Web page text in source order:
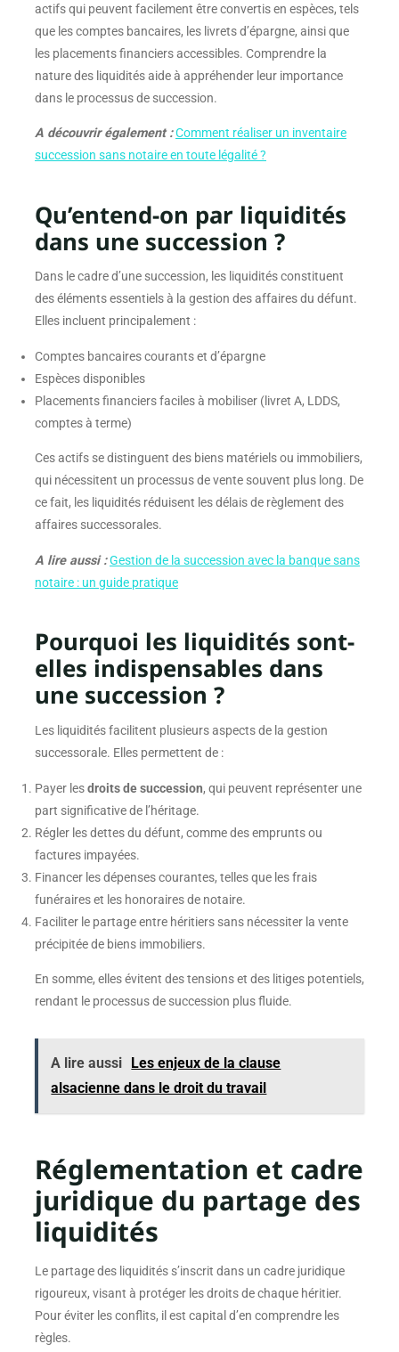
actifs qui peuvent facilement être convertis en espèces, tels
que les comptes bancaires, les livrets d’épargne, ainsi que
les placements financiers accessibles. Comprendre la
nature des liquidités aide à appréhender leur importance
dans le processus de succession.
A découvrir également :Comment réaliser un inventaire
succession sans notaire en toute légalité ?
Qu’entend-on par liquidités
dans une succession ?
Dans le cadre d’une succession, les liquidités constituent
des éléments essentiels à la gestion des affaires du défunt.
Elles incluent principalement :
Comptes bancaires courants et d’épargne
Espèces disponibles
Placements financiers faciles à mobiliser (livret A, LDDS,
comptes à terme)
Ces actifs se distinguent des biens matériels ou immobiliers,
qui nécessitent un processus de vente souvent plus long. De
ce fait, les liquidités réduisent les délais de règlement des
affaires successorales.
A lire aussi :Gestion de la succession avec la banque sans
notaire : un guide pratique
Pourquoi les liquidités sont-
elles indispensables dans
une succession ?
Les liquidités facilitent plusieurs aspects de la gestion
successorale. Elles permettent de :
Payer lesdroits de succession, qui peuvent représenter une
part significative de l’héritage.
Régler les dettes du défunt, comme des emprunts ou
factures impayées.
Financer les dépenses courantes, telles que les frais
funéraires et les honoraires de notaire.
Faciliter le partage entre héritiers sans nécessiter la vente
précipitée de biens immobiliers.
En somme, elles évitent des tensions et des litiges potentiels,
rendant le processus de succession plus fluide.
A lire aussi
Les enjeux de la clause
alsacienne dans le droit du travail
Réglementation et cadre
juridique du partage des
liquidités
Le partage des liquidités s’inscrit dans un cadre juridique
rigoureux, visant à protéger les droits de chaque héritier.
Pour éviter les conflits, il est capital d’en comprendre les
règles.